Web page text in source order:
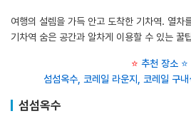
여행의 설렘을 가득 안고 도착한 기차역. 열차
기차역 숨은 공간과 알차게 이용할 수 있는 꿀
⭐ 추천 장소 ⭐
섬섬옥수, 코레일 라운지, 코레일 구
섬섬옥수